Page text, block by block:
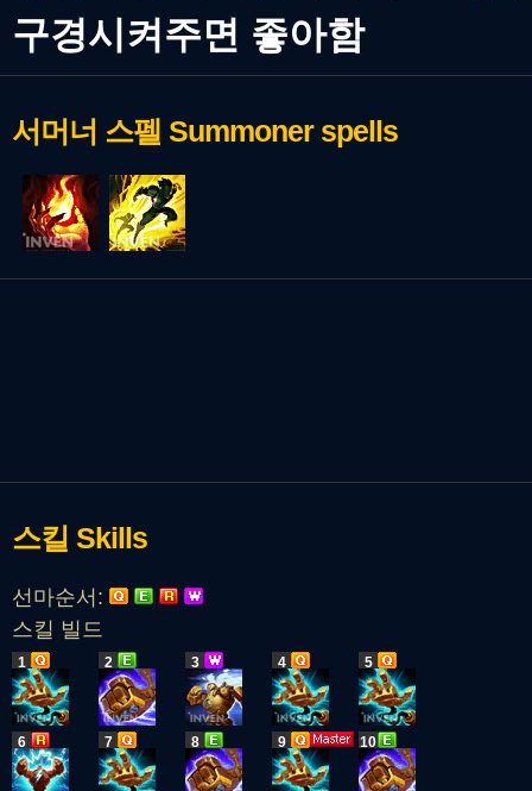
구경시켜주면 좋아함
서머너 스펠 Summoner spells
스킬 Skills
선마순서:
스킬 빌드
1 2 3 4 5
6 7 8 9 10